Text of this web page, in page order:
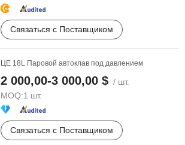
Связаться с Поставщиком
ЦЕ 18L Паровой автоклав под давлением
2 000,00-3 000,00 $ / шт.
MOQ:1 шт.
Связаться с Поставщиком